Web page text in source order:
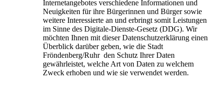
Internetangebotes verschiedene Informationen und
Neuigkeiten für ihre Bürgerinnen und Bürger sowie
weitere Interessierte an und erbringt somit Leistungen
im Sinne des Digitale-Dienste-Gesetz (DDG). Wir
möchten Ihnen mit dieser Datenschutzerklärung einen
Überblick darüber geben, wie die Stadt
Fröndenberg/Ruhr den Schutz Ihrer Daten
gewährleistet, welche Art von Daten zu welchem
Zweck erhoben und wie sie verwendet werden.